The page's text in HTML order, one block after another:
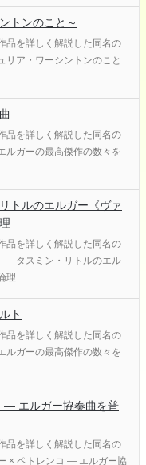
トンのこと～
品を詳しく解説した同名の
リア・ワーシントンのこと
品を詳しく解説した同名の
ルガーの最高傑作の数々を
トルのエルガー《ヴァ
品を詳しく解説した同名の
タスミン・リトルのエル
理
ト
品を詳しく解説した同名の
ルガーの最高傑作の数々を
― エルガー協奏曲を普
品を詳しく解説した同名の
× ペトレンコ ― エルガー協